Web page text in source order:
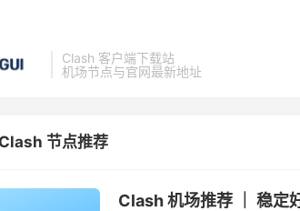
Clash 客户端下载站
机场节点与官网最新地址
节点推荐
Clash 机场推荐 ｜ 稳定